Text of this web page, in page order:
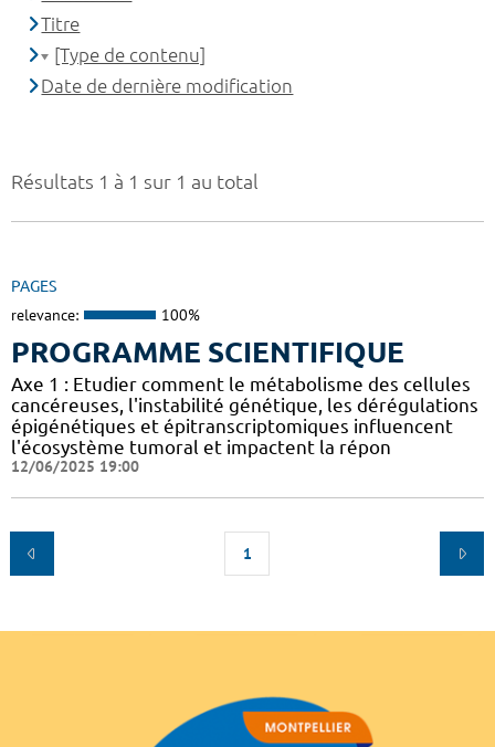
Résultats 1 à 1 sur 1 au total
PAGES
relevance: 100%
PROGRAMME SCIENTIFIQUE
Axe 1 : Etudier comment le métabolisme des cellules
cancéreuses, l'instabilité génétique, les dérégulations
épigénétiques et épitranscriptomiques influencent
l'écosystème tumoral et impactent la répon
12/06/2025 19:00
1
Titre
[Type de contenu]
Date de dernière modification